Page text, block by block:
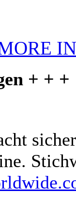
+ + +